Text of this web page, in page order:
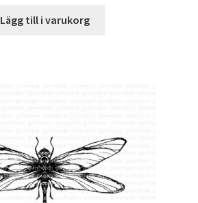
Lägg till i varukorg